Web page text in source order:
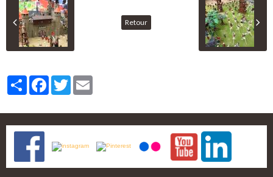
Retour
PartagerFacebook
Twitter